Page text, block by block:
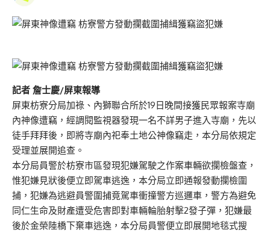
記者 詹士慶/屏東報導
屏東枋寮分局加祿、內獅聯合所於19日晚間接獲民眾報案寺廟
內神像遭竊，經調閱監視器發現一名不詳男子進入寺廟，先以
徒手拜拜後，即將寺廟內祀奉土地公神像竊走，本分局依規定
受理並展開追查。
本分局員警於枋寮市區發現犯嫌駕駛之作案車輛欲攔檢盤查，
惟犯嫌見狀後便立即駕車逃逸，本分局立即通報發動攔檢圍
捕，犯嫌為逃避員警圍捕竟駕車衝撞警方巡邏車，警方為避免
同仁生命及財產遭受危害即對車輛輪胎射擊2發子彈，犯嫌最
後於金榮陸橋下棄車逃逸，本分局員警便立即展開地毯式搜